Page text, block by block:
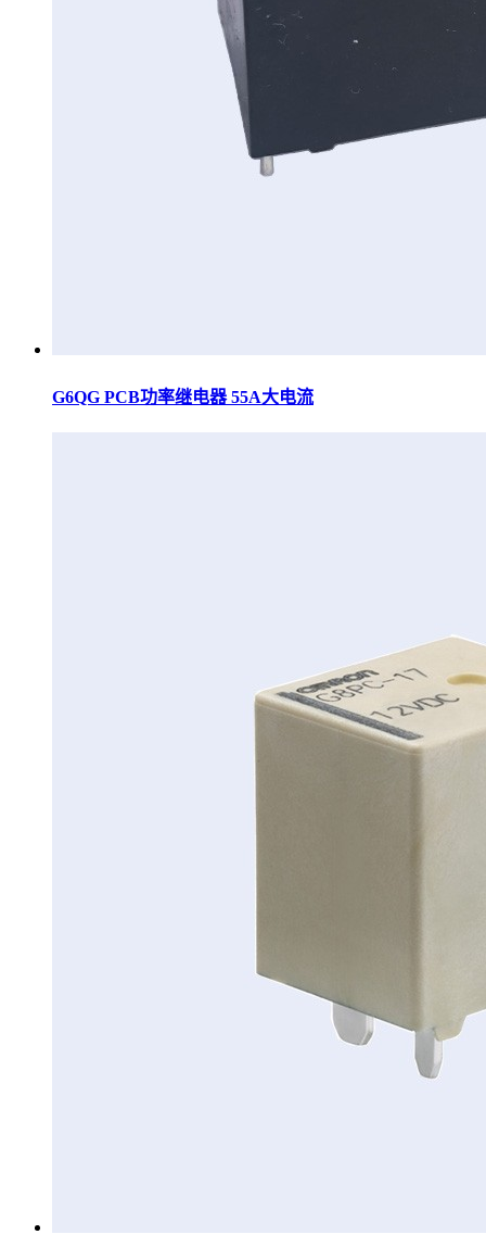
G6QG PCB功率继电器 55A大电流